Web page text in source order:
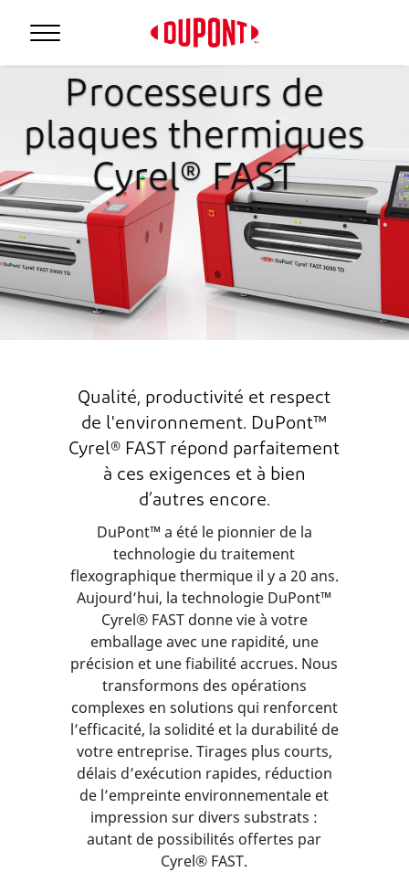
Processeurs de
plaques thermiques
Cyrel® FAST
Qualité, productivité et respect
de l'environnement. DuPont™
Cyrel® FAST répond parfaitement
à ces exigences et à bien
d’autres encore.
DuPont™ a été le pionnier de la
technologie du traitement
flexographique thermique il y a 20 ans.
Aujourd’hui, la technologie DuPont™
Cyrel® FAST donne vie à votre
emballage avec une rapidité, une
précision et une fiabilité accrues. Nous
transformons des opérations
complexes en solutions qui renforcent
l’efficacité, la solidité et la durabilité de
votre entreprise. Tirages plus courts,
délais d’exécution rapides, réduction
de l’empreinte environnementale et
impression sur divers substrats :
autant de possibilités offertes par
Cyrel® FAST.